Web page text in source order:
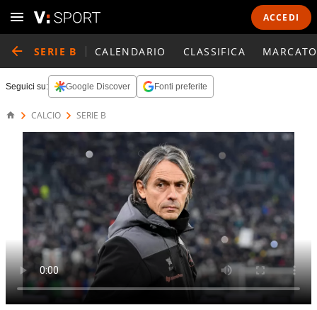
ACCEDI
SERIE B CALENDARIO CLASSIFICA
Seguici su: Google Discover Fonti preferite
CALCIO SERIE B